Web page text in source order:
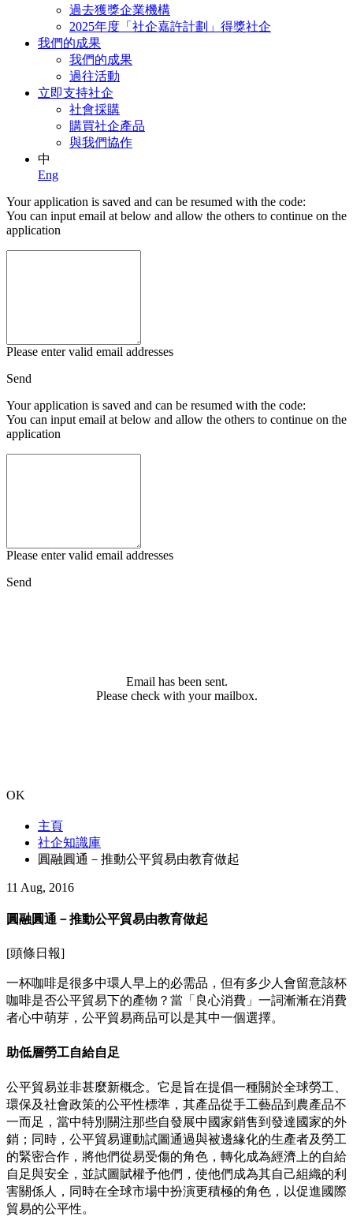
過去獲獎企業機構
2025年度「社企嘉許計劃」得獎社企
我們的成果
我們的成果
過往活動
立即支持社企
社會採購
購買社企產品
與我們協作
中
Eng
Your application is saved and can be resumed with the code:
You can input email at below and allow the others to continue on the
application
Please enter valid email addresses
Send
Your application is saved and can be resumed with the code:
You can input email at below and allow the others to continue on the
application
Please enter valid email addresses
Send
Email has been sent.
Please check with your mailbox.
OK
主頁
社企知識庫
圓融圓通－推動公平貿易由教育做起
11 Aug, 2016
圓融圓通－推動公平貿易由教育做起
[頭條日報]
一杯咖啡是很多中環人早上的必需品，但有多少人會留意該杯
咖啡是否公平貿易下的產物？當「良心消費」一詞漸漸在消費
者心中萌芽，公平貿易商品可以是其中一個選擇。
助低層勞工自給自足
公平貿易並非甚麼新概念。它是旨在提倡一種關於全球勞工、
環保及社會政策的公平性標準，其產品從手工藝品到農產品不
一而足，當中特別關注那些自發展中國家銷售到發達國家的外
銷；同時，公平貿易運動試圖通過與被邊緣化的生產者及勞工
的緊密合作，將他們從易受傷的角色，轉化成為經濟上的自給
自足與安全，並試圖賦權予他們，使他們成為其自己組織的利
害關係人，同時在全球市場中扮演更積極的角色，以促進國際
貿易的公平性。